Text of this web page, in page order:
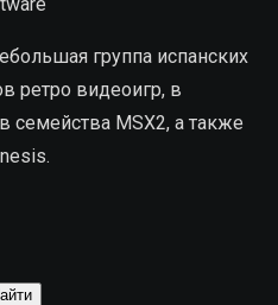
группа испанских
ретро видеоигр, в
MSX2, а также